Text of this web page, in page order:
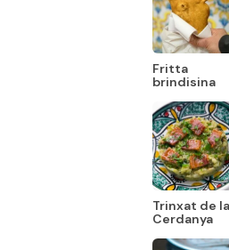
Fritta
brindisina
Trinxat de la
Cerdanya